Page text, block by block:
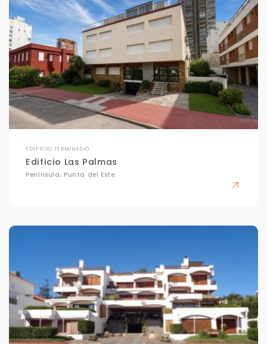
EDIFICIO TERMINADO
Edificio Las Palmas
Península, Punta del Este